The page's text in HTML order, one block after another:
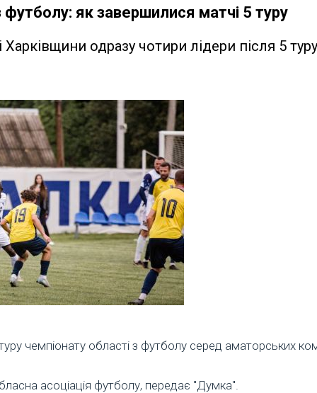
як завершилися матчі 5 туру
одразу чотири лідери після 5 туру
чемпіонату області з футболу серед аматорських
асоціація футболу, передає "Думка".